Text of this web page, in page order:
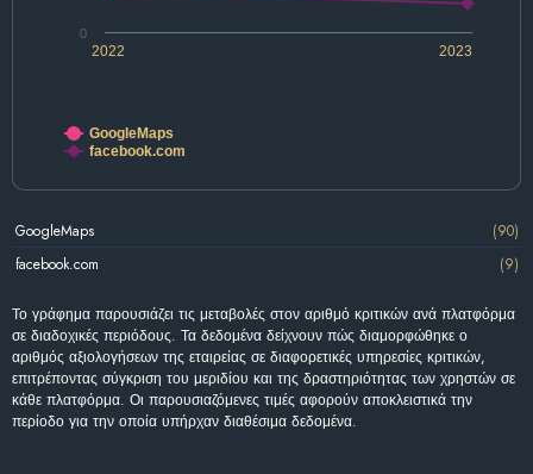
2022 2023
0
GoogleMaps
facebook.com
GoogleMaps
(90)
facebook.com
(9)
Το γράφημα παρουσιάζει τις μεταβολές στον αριθμό κριτικών ανά πλατφόρμα
σε διαδοχικές περιόδους. Τα δεδομένα δείχνουν πώς διαμορφώθηκε ο
αριθμός αξιολογήσεων της εταιρείας σε διαφορετικές υπηρεσίες κριτικών,
επιτρέποντας σύγκριση του μεριδίου και της δραστηριότητας των χρηστών σε
κάθε πλατφόρμα. Οι παρουσιαζόμενες τιμές αφορούν αποκλειστικά την
περίοδο για την οποία υπήρχαν διαθέσιμα δεδομένα.